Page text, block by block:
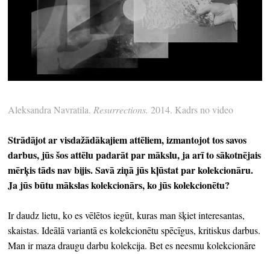
Aleksandra Navratila.Resurrections.2014. Kadrs no video
Strādājot ar visdažādākajiem attēliem, izmantojot tos savos
darbus, jūs šos attēlu padarāt par mākslu, ja arī to sākotnējais
mērķis tāds nav bijis. Savā ziņā jūs kļūstat par kolekcionāru.
Ja jūs būtu mākslas kolekcionārs, ko jūs kolekcionētu?
Ir daudz lietu, ko es vēlētos iegūt, kuras man šķiet interesantas,
skaistas. Ideālā variantā es kolekcionētu spēcīgus, kritiskus darbus.
Man ir maza draugu darbu kolekcija. Bet es neesmu kolekcionāre